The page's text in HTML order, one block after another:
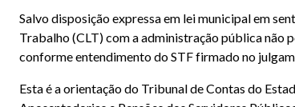
Salvo disposição expressa em lei municipal em
Trabalho (CLT) com a administração pública não
conforme entendimento do STF firmado no
Esta é a orientação do Tribunal de Contas do